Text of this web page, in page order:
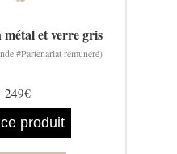
et verre gris
#Partenariat rémunéré)
249€
produit